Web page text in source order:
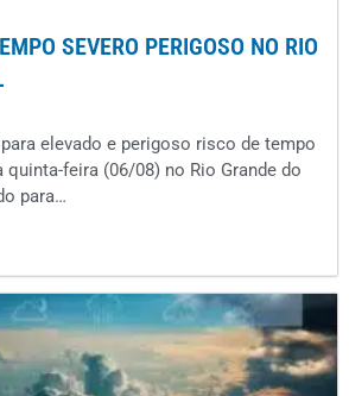
SEVERO PERIGOSO NO RIO
elevado e perigoso risco de tempo
quinta-feira (06/08) no Rio Grande do
para…